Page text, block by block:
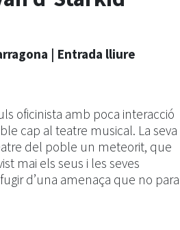
| Entrada lliure
oficinista amb poca interacció
cap al teatre musical. La seva
del poble un meteorit, que
mai els seus i les seves
d’una amenaça que no para